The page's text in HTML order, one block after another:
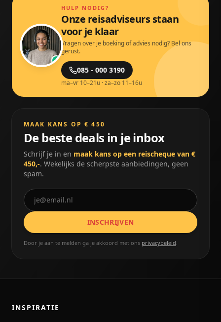
HULP NODIG?
Onze reisadviseurs staan
voor je klaar
Vragen over je boeking of advies nodig? Bel ons
gerust.
085 - 000 3190
ma–vr 10–21u · za–zo 11–16u
MAAK KANS OP € 450
De beste deals in je inbox
Schrijf je in en maak kans op een reischeque van €
450,-. Wekelijks de scherpste aanbiedingen, geen
spam.
INSCHRIJVEN
Door je aan te melden ga je akkoord met ons privacybeleid.
INSPIRATIE